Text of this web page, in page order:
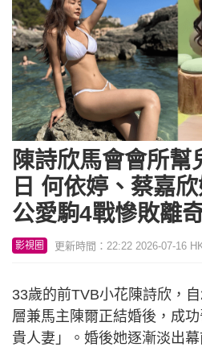
陳詩欣馬會會所幫
日 何依婷、蔡嘉
公愛駒4戰慘敗離
影視圈 更新時間：22:22 2026-07-16
33歲的前TVB小花陳詩欣，
層兼馬主陳爾正結婚後，成
貴人妻」。婚後她逐漸淡出